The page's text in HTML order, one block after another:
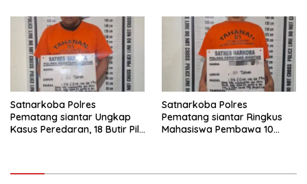
Satnarkoba Polres
Pematang siantar Ungkap
Kasus Peredaran, 18 Butir Pil
Satnarkoba Polres
Pematang siantar Ringkus
Mahasiswa Pembawa 10